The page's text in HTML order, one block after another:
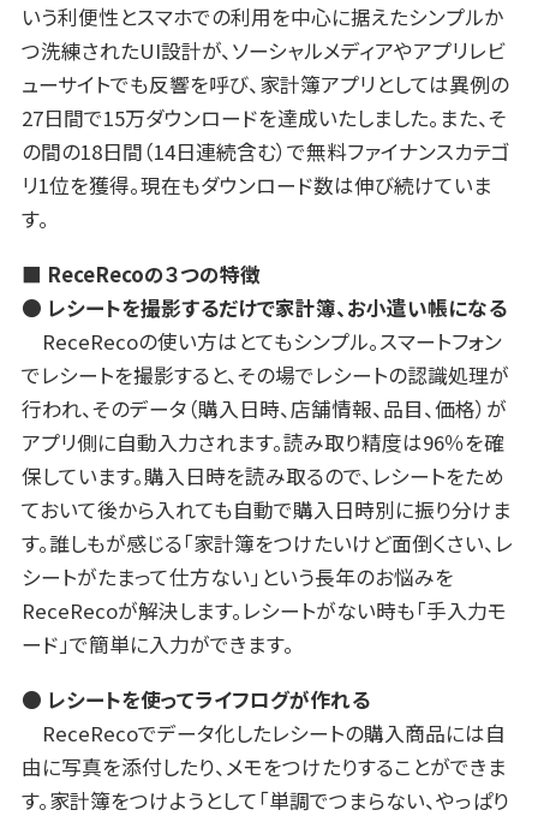
いう利便性とスマホでの利用を中心に据えたシンプルか
つ洗練されたUI設計が、ソーシャルメディアやアプリレビ
ューサイトでも反響を呼び、家計簿アプリとしては異例の
27日間で15万ダウンロードを達成いたしました。また、そ
の間の18日間（14日連続含む）で無料ファイナンスカテゴ
リ1位を獲得。現在もダウンロード数は伸び続けていま
す。
■ ReceRecoの３つの特徴
● レシートを撮影するだけで家計簿、お小遣い帳になる
ReceRecoの使い方はとてもシンプル。スマートフォン
でレシートを撮影すると、その場でレシートの認識処理が
行われ、そのデータ（購入日時、店舗情報、品目、価格）が
アプリ側に自動入力されます。読み取り精度は96％を確
保しています。購入日時を読み取るので、レシートをため
ておいて後から入れても自動で購入日時別に振り分けま
す。誰しもが感じる「家計簿をつけたいけど面倒くさい、レ
シートがたまって仕方ない」という長年のお悩みを
ReceRecoが解決します。レシートがない時も「手入力モ
ード」で簡単に入力ができます。
● レシートを使ってライフログが作れる
ReceRecoでデータ化したレシートの購入商品には自
由に写真を添付したり、メモをつけたりすることができま
す。家計簿をつけようとして「単調でつまらない、やっぱり